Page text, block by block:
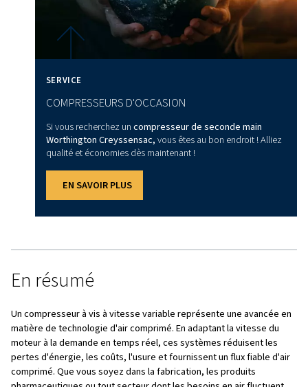
vitesse variable, notamment :
Fabrication récente :alimentation en air constante
robotique, les lignes d'assemblage et les opérations
Véhicule automobile :
Industrie & agroalimentaire :air propre et régulé
conditionnement et le traitement.
Industrie pharmaceutique :
Autres entreprises en
constant de la technologie, les compresseurs VSD
toujours la meilleure solution à long terme pour
applications.